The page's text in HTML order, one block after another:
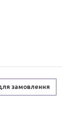
замовлення